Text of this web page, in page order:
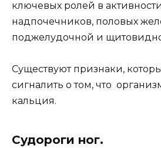
ключевых ролей в
надпочечников, половых
поджелудочной и
Существуют признаки,
сигналить о том, что
кальция.
Судороги ног.